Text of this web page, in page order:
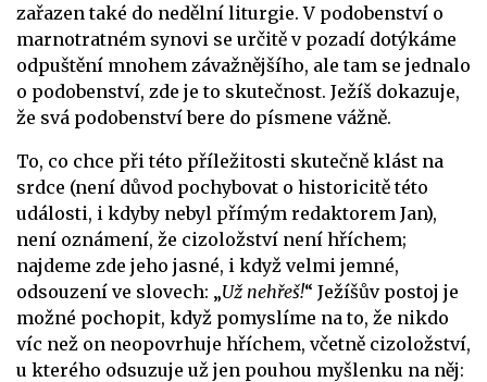
zařazen také do nedělní liturgie. V podobenství o
marnotratném synovi se určitě v pozadí dotýkáme
odpuštění mnohem závažnějšího, ale tam se jednalo
o podobenství, zde je to skutečnost. Ježíš dokazuje,
že svá podobenství bere do písmene vážně.
To, co chce při této příležitosti skutečně klást na
srdce (není důvod pochybovat o historicitě této
události, i kdyby nebyl přímým redaktorem Jan),
není oznámení, že cizoložství není hříchem;
najdeme zde jeho jasné, i když velmi jemné,
odsouzení ve slovech: „Už nehřeš!“ Ježíšův postoj je
možné pochopit, když pomyslíme na to, že nikdo
víc než on neopovrhuje hříchem, včetně cizoložství,
u kterého odsuzuje už jen pouhou myšlenku na něj: